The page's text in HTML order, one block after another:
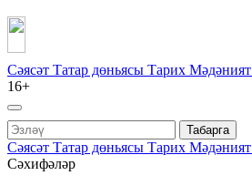
Сәясәт Татар дөньясы Тарих Мәдәният
16+
Табарга
Сәясәт Татар дөньясы Тарих Мәдәният
Сәхифәләр